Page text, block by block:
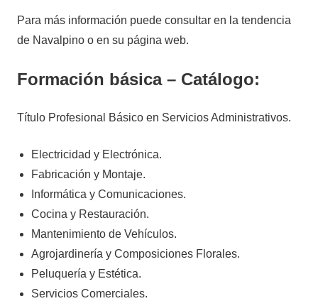
Para más información puede consultar en la tendencia
de Navalpino o en su página web.
Formación básica – Catálogo:
Título Profesional Básico en Servicios Administrativos.
Electricidad y Electrónica.
Fabricación y Montaje.
Informática y Comunicaciones.
Cocina y Restauración.
Mantenimiento de Vehículos.
Agrojardinería y Composiciones Florales.
Peluquería y Estética.
Servicios Comerciales.